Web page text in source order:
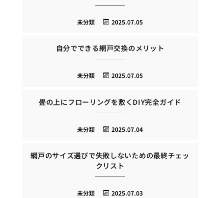
2025.07.05
未分類
自分でできる網戸交換のメリット
2025.07.05
未分類
畳の上にフローリングを敷くDIY完全ガイド
2025.07.04
未分類
網戸のサイズ選びで失敗しないための最終チェッ
クリスト
2025.07.03
未分類